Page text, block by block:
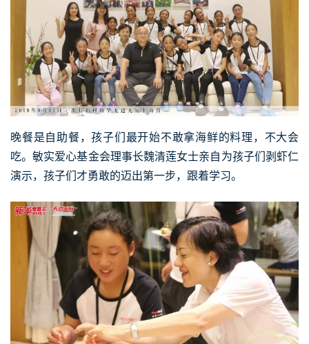
晚餐是自助餐，孩子们最开始不敢拿海鲜的料理，不大会
吃。敏实爱心基金会理事长魏清莲女士亲自为孩子们剥虾仁
演示，孩子们才勇敢的迈出第一步，跟着学习。